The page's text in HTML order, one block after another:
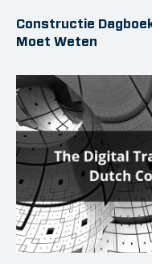
Constructie
Moet Weten